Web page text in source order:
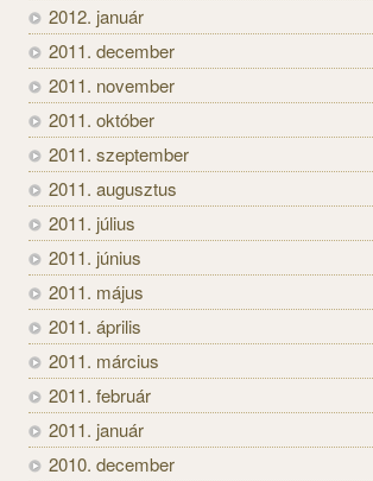
2012. január
2011. december
2011. november
2011. október
2011. szeptember
2011. augusztus
2011. július
2011. június
2011. május
2011. április
2011. március
2011. február
2011. január
2010. december